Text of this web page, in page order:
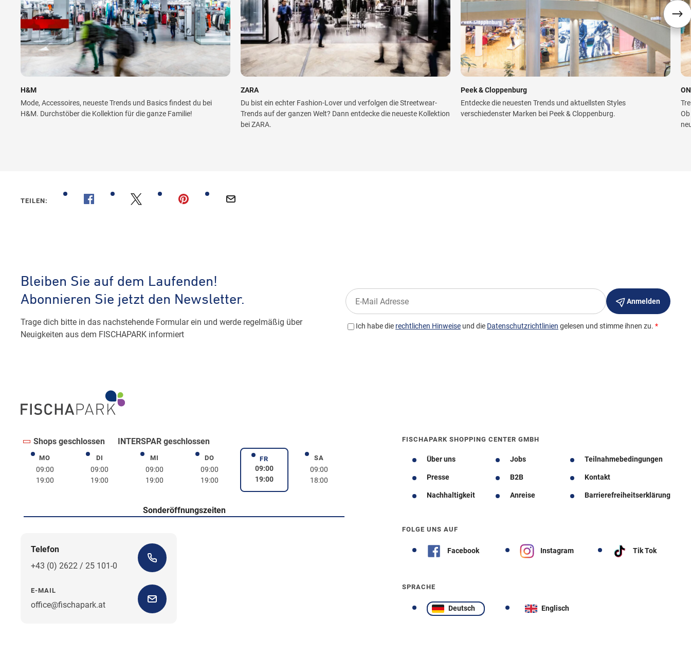
H&M
Mode, Accessoires, neueste Trends und Basics findest du bei
H&M. Durchstöber die Kollektion für die ganze Familie!
ZARA
Du bist ein echter Fashion-Lover und verfolgen die Streetwear-
Trends auf der ganzen Welt? Dann entdecke die neueste Kollektion
bei ZARA.
Peek & Cloppenburg
Entdecke die neuesten Trends und aktuellsten Styles
verschiedenster Marken bei Peek & Cloppenburg.
TEILEN:
Shops geschlossen INTERSPAR geschlossen
MOMontag
09:00
19:00
DIDienstag
09:00
19:00
MIMittwoch
09:00
19:00
DODonnerstag
09:00
19:00
FRFreitag
09:00
19:00
SASamstag
09:00
18:00
Sonderöffnungszeiten
Telefon
+43 (0) 2622 / 25 101-0
E-MAIL
office@fischapark.at
FISCHAPARK SHOPPING CENTER GMBH
Über uns Jobs Teilnahmebedingungen
Presse B2B Kontakt
Nachhaltigkeit Anreise Barrierefreiheitserklärung
FOLGE UNS AUF
Facebook Instagram Tik Tok
SPRACHE
Deutsch Englisch